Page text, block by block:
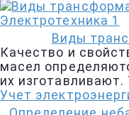
Электротехника 1
Виды
Качество и
масел
их
Учет